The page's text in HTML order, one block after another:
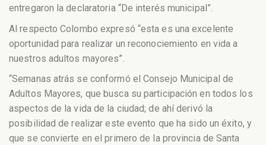
entregaron la declaratoria “De interés municipal”.
Al respecto Colombo expresó “esta es una excelente
oportunidad para realizar un reconociemiento en vida a
nuestros adultos mayores”.
“Semanas atrás se conformó el Consejo Municipal de
Adultos Mayores, que busca su participación en todos los
aspectos de la vida de la ciudad; de ahí derivó la
posibilidad de realizar este evento que ha sido un éxito, y
que se convierte en el primero de la provincia de Santa